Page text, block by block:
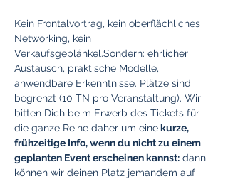
Kein Frontalvortrag, kein oberflächliches
Networking, kein
Verkaufsgeplänkel.Sondern: ehrlicher
Austausch, praktische Modelle,
anwendbare Erkenntnisse. Plätze sind
begrenzt (10 TN pro Veranstaltung). Wir
bitten Dich beim Erwerb des Tickets für
die ganze Reihe daher um eine kurze,
frühzeitige Info, wenn du nicht zu einem
geplanten Event erscheinen kannst: dann
können wir deinen Platz jemandem auf